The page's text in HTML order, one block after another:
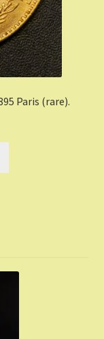
Paris (rare).